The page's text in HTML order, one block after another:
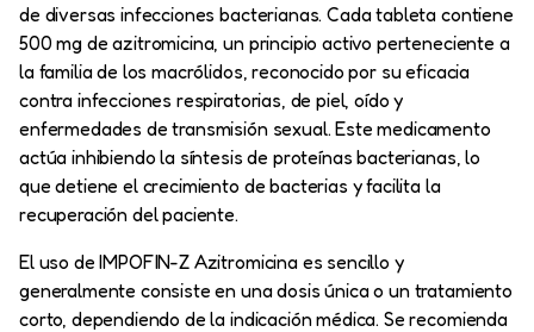
de diversas infecciones bacterianas. Cada tableta contiene
500 mg de azitromicina, un principio activo perteneciente a
la familia de los macrólidos, reconocido por su eficacia
contra infecciones respiratorias, de piel, oído y
enfermedades de transmisión sexual. Este medicamento
actúa inhibiendo la síntesis de proteínas bacterianas, lo
que detiene el crecimiento de bacterias y facilita la
recuperación del paciente.
El uso de IMPOFIN-Z Azitromicina es sencillo y
generalmente consiste en una dosis única o un tratamiento
corto, dependiendo de la indicación médica. Se recomienda